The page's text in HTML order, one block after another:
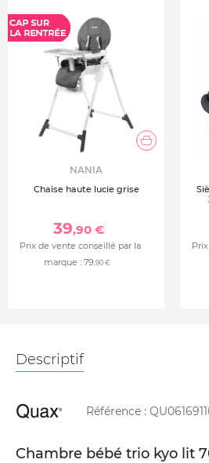
NANIA
Chaise haute lucie grise
39,90 €
Prix de vente conseillé par la
marque : 79,90 €
Descriptif
Référence :
Chambre bébé trio kyo lit